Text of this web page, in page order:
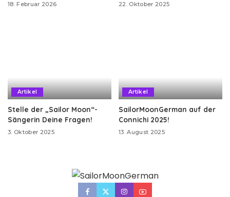
18. Februar 2026 22. Oktober 2025
Artikel
Stelle der „Sailor Moon“-
Sängerin Deine Fragen!
3. Oktober 2025
Artikel
SailorMoonGerman auf der
Connichi 2025!
13. August 2025